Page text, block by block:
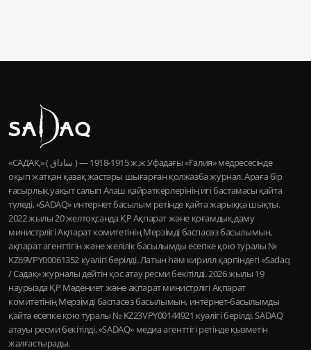
«САДАҚ» ( ساداق ) — 1915-1918 ж.ж Уфадағы «Ғалия» медресесінде
оқып жатқан қазақ жастары шығарған қолжазба журнал. Араға бір
ғасырлық уақыт салып Алаш қайраткерлерінің игі бастамасы қайта
түледі, «SADAQ» интернет басылым ретінде қайта жарыққа шықты.
2022 жылы 20 желтоқсанда ҚР Ақпарат және қоғамдық даму
министрлігі Ақпарат комитетінің Мерзімді баспасөз басылымын,
ақпарат агенттігін және желілік басылымды есепке қою туралы №
KZ69VPY00061352 куәлігі берілді. Латын һәм кирилл қарпіндегі «Sadaq
/ Садақ» журналы дейтін қос атау ресми бекітілді. 2026 жылы 19
наурызда ҚР Мәдениет және ақпарат министрлігі Ақпарат
комитетінің Мерзімді баспасөз басылымын, интернет-басылымды
қайта есепке қою туралы № KZ23VPY00144921 куәлігі берілді. SADAQ
атауы ресми бекітілді, «SADAQ» медиа агенттігі ретінде қызметін
жалғастырады.